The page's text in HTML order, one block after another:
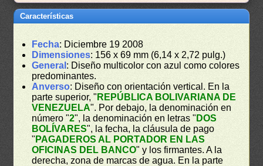
Características
Fecha: Diciembre 19 2008
Dimensiones: 156 x 69 mm (6,14 x 2,72 pulg.)
General : Diseño multicolor con azul como colores
predominantes.
Anverso: Diseño con orientación vertical. En la
parte superior, " REPÚBLICA BOLIVARIANA DE
VENEZUELA". Por debajo, la denominación en
número "2", la denominación en letras " DOS
BOLÍVARES", la fecha, la cláusula de pago
" PAGADEROS AL PORTADOR EN LAS
OFICINAS DEL BANCO" y los firmantes. A la
derecha, zona de marcas de agua. En la parte